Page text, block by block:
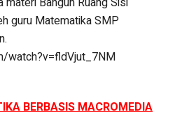
guru Matematika SMP
watch?v=fldVjut_7NM
BERBASIS MACROMEDIA